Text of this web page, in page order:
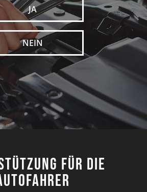
JA
NEIN
für die